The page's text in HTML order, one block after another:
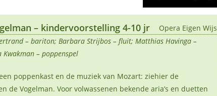
– kindervoorstelling 4-10 jr
Opera Eigen Wijs
– bariton; Barbara Strijbos – fluit; Matthias Havinga –
– poppenspel
poppenkast en de muziek van Mozart: ziehier de
de Vogelman. Voor volwassenen bekende aria’s en duetten